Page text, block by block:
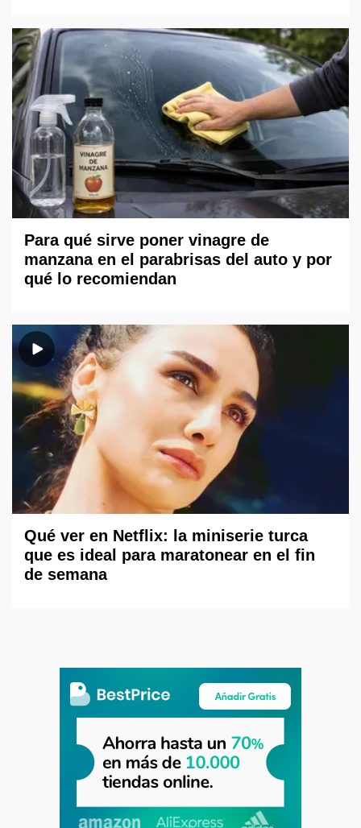
Para qué sirve poner vinagre de
manzana en el parabrisas del auto y por
qué lo recomiendan
Qué ver en Netflix: la miniserie turca
que es ideal para maratonear en el fin
de semana